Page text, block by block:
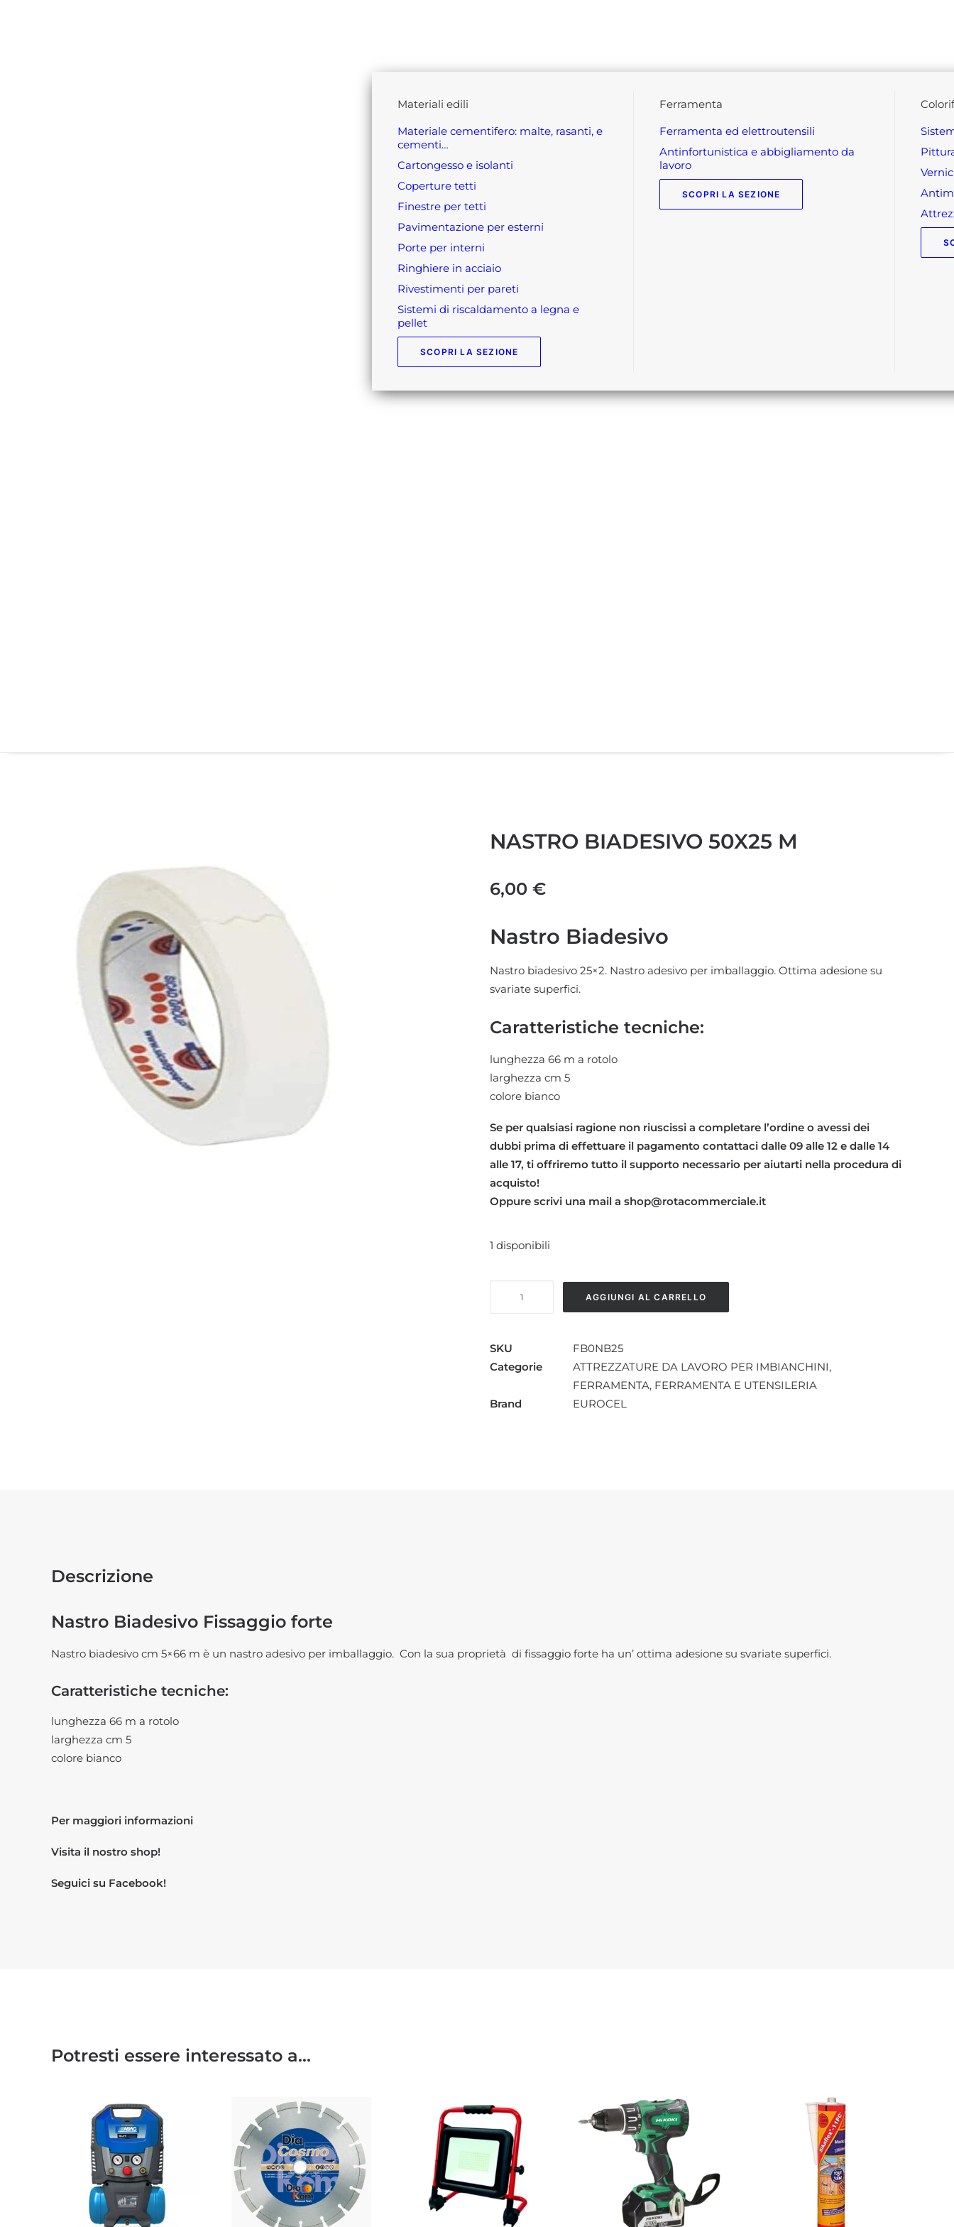
materiali edili
materiale cementifero: malte, rasanti, e
cementi…
cartongesso e isolanti
coperture tetti
finestre per tetti
pavimentazione per esterni
porte per interni
ringhiere in acciaio
rivestimenti per pareti
sistemi di riscaldamento a legna e
pellet
SCOPRI LA SEZIONE
ferramenta
ferramenta ed elettroutensili
antinfortunistica e abbigliamento da
lavoro
SCOPRI LA SEZIONE
NASTRO BIADESIVO 50X25 M
6,00 €
Nastro Biadesivo
Nastro biadesivo 25×2. Nastro adesivo per imballaggio. Ottima adesione su
svariate superfici.
Caratteristiche tecniche:
lunghezza 66 m a rotolo
larghezza cm 5
colore bianco
Se per qualsiasi ragione non riuscissi a completare l’ordine o avessi dei
dubbi prima di effettuare il pagamento contattaci dalle 09 alle 12 e dalle 14
alle 17, ti offriremo tutto il supporto necessario per aiutarti nella procedura di
acquisto!
Oppure scrivi una mail a shop@rotacommerciale.it
1 disponibili
M
quantità
AGGIUNGI AL CARRELLO
SKU
FB0NB25
Categorie
ATTREZZATURE DA LAVORO PER IMBIANCHINI,
FERRAMENTA, FERRAMENTA E UTENSILERIA
Brand
EUROCEL
Descrizione
Nastro Biadesivo Fissaggio forte
Nastro biadesivo cm 5×66 m è un nastro adesivo per imballaggio. Con la sua proprietà di fissaggio forte ha un’ ottima adesione su svariate superfici.
Caratteristiche tecniche:
lunghezza 66 m a rotolo
larghezza cm 5
colore bianco
Per maggiori informazioni
Visita il nostro shop!
Seguici su Facebook!
Potresti essere interessato a...